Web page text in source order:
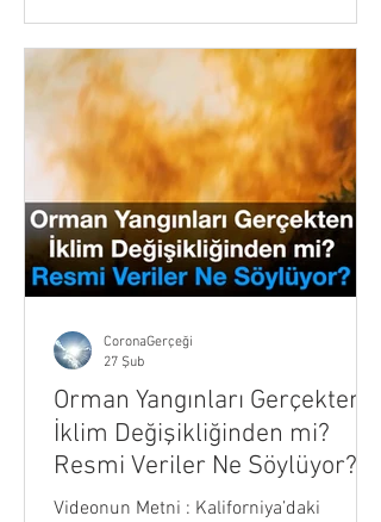
MacQueen; hakikat, savaş ve resmî
anlatıya meydan okuyan zor sorular
sormanın gücü üzerine son bir mesaj
veriyor. Peace, War, and 9/11 (2023),
Kanadalı barış akademisyeni, yazar ve
11
Orman Yangınları Gerçekten
İklim Değişikliğinden mi?
Resmi Veriler Ne Söylüyor?
Videonun Metni : Kaliforniya’daki
CoronaGerçeği
27 Şub